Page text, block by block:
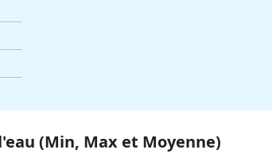
(Min, Max et Moyenne)